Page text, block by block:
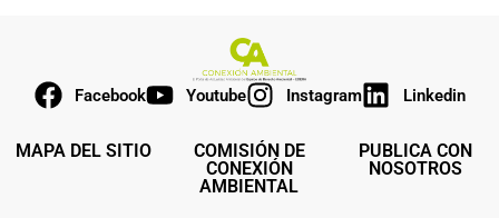
Facebook Youtube Instagram Linkedin
MAPA DEL SITIO
COMISIÓN DE
CONEXIÓN
AMBIENTAL
PUBLICA CON
NOSOTROS